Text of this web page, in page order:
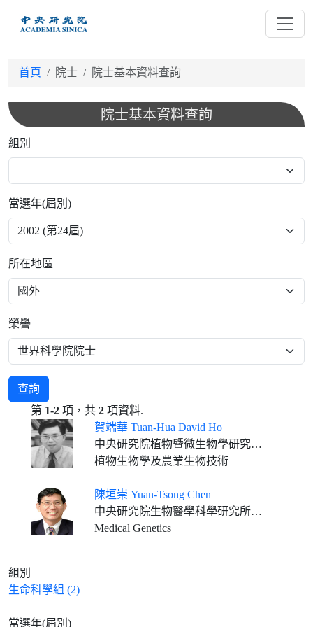
首頁 院士 院士基本資料查詢
院士基本資料查詢
組別
當選年(屆別)
所在地區
榮譽
查詢
第 1-2 項，共 2 項資料.
賀端華 Tuan-Hua David Ho
中央研究院植物暨微生物學研究所客座講座 Professor Emeritus, Department of Biology, Washington University
植物生物學及農業生物技術
陳垣崇 Yuan-Tsong Chen
中央研究院生物醫學科學研究所通信研究員
Medical Genetics
組別
生命科學組 (2)
當選年(屆別)